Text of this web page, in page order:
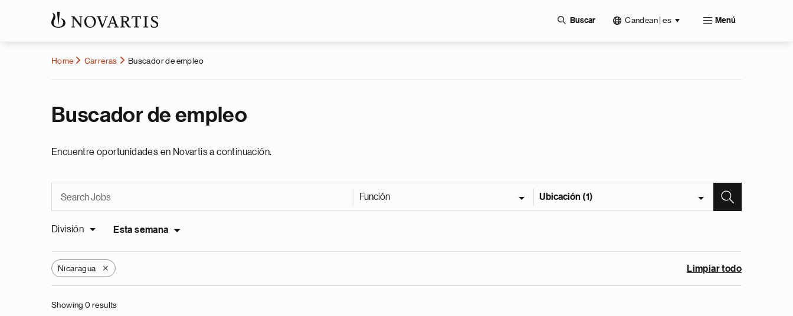
Buscar Candean | es Menú
Home Carreras Buscador de empleo
Buscador de empleo
Encuentre oportunidades en Novartis a continuación.
Función Ubicación (1)
División Esta semana
Nicaragua X Limpiar todo
Showing 0 results